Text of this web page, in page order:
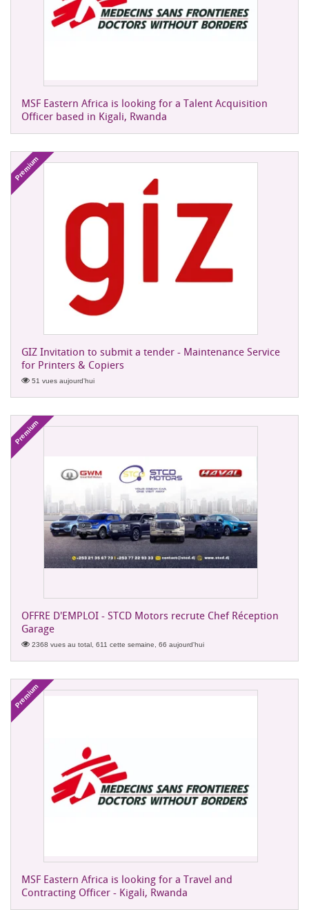
MSF Eastern Africa is looking for a Talent Acquisition
Officer based in Kigali, Rwanda
Premium
GIZ Invitation to submit a tender - Maintenance Service
for Printers & Copiers
51 vues aujourd'hui
Premium
OFFRE D'EMPLOI - STCD Motors recrute Chef Réception
Garage
2368 vues au total, 611 cette semaine, 66 aujourd'hui
Premium
MSF Eastern Africa is looking for a Travel and
Contracting Officer - Kigali, Rwanda